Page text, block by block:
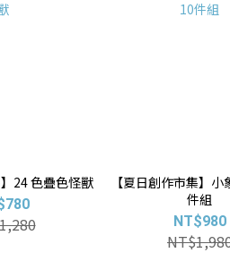
24 色疊色怪獸
【夏日創作市集】
件組
NT$980